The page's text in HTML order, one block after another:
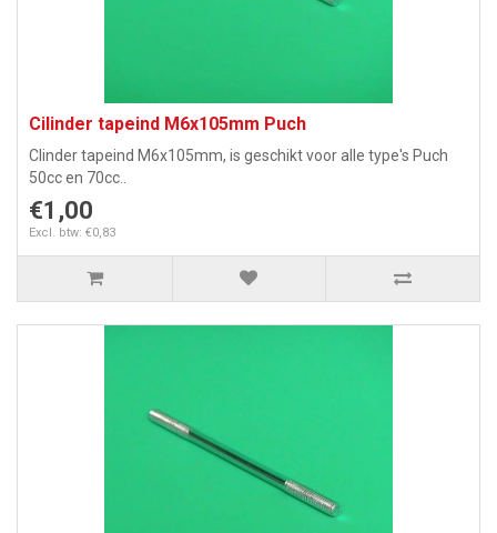
Cilinder tapeind M6x105mm Puch
Clinder tapeind M6x105mm, is geschikt voor alle type's Puch
50cc en 70cc..
€1,00
Excl. btw: €0,83